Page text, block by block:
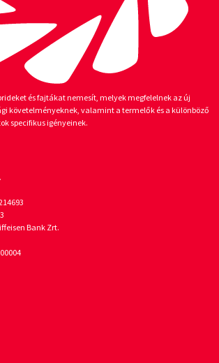
és fajtákat nemesít, melyek megfelelnek az új
követelményeknek, valamint a termelők és a különböző
specifikus igényeinek.
Bank Zrt.